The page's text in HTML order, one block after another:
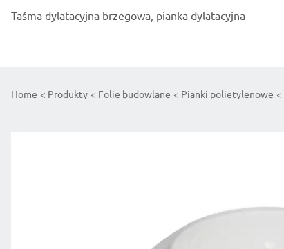
Taśma dylatacyjna brzegowa, pianka dylatacyjna
Home Produkty Folie budowlane Pianki polietylenowe